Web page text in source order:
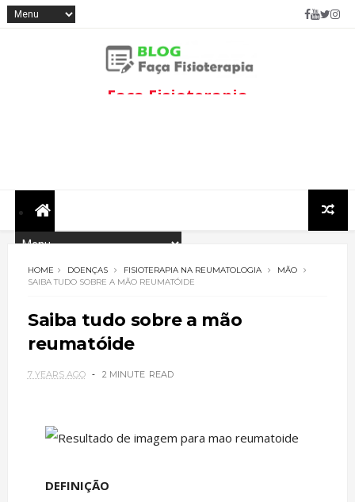
Faça Fisioterapia
HOME DOENÇAS FISIOTERAPIA NA REUMATOLOGIA
MÃO
SAIBA TUDO SOBRE A MÃO REUMATÓIDE
Saiba tudo sobre a mão
reumatóide
7 YEARS AGO 2 MINUTE READ
DEFINIÇÃO